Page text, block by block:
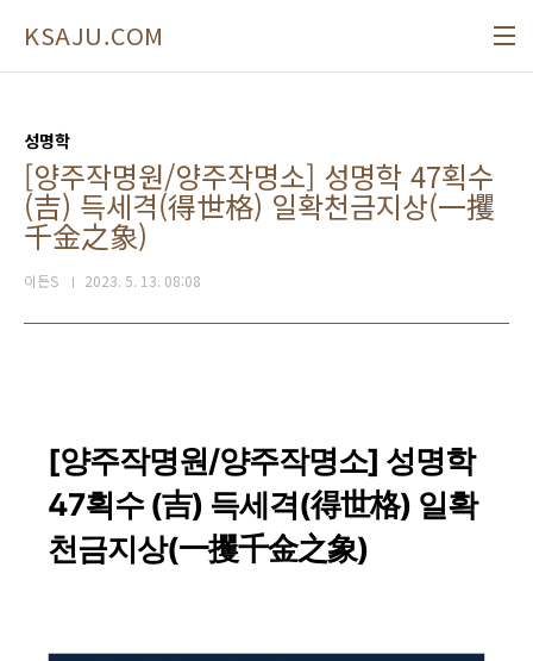
KSAJU.COM
성명학
[양주작명원/양주작명소] 성명학 47획수
(吉) 득세격(得世格) 일확천금지상(一攫
千金之象)
이든S 2023. 5. 13. 08:08
[양주작명원/양주작명소] 성명학
47획수 (吉) 득세격(得世格) 일확
천금지상(一攫千金之象)